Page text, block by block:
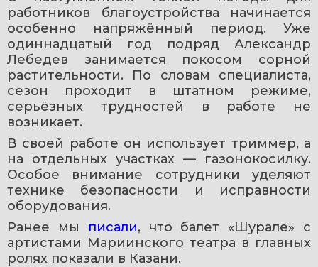
работников благоустройства начинается
особенно напряжённый период. Уже
одиннадцатый год подряд Александр
Лебедев занимается покосом сорной
растительности. По словам специалиста,
сезон проходит в штатном режиме,
серьёзных трудностей в работе не
возникает.
В своей работе он использует триммер, а
на отдельных участках — газонокосилку.
Особое внимание сотрудники уделяют
технике безопасности и исправности
оборудования.
Ранее мы
писали, что балет «Шурале» с
артистами Мариинского театра в главных
ролях показали в Казани.